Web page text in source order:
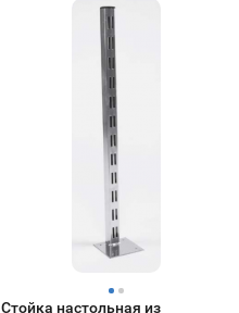
Стойка настольная из